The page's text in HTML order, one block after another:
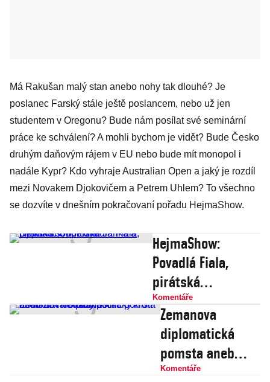
Má Rakušan malý stan anebo nohy tak dlouhé? Je
poslanec Farský stále ještě poslancem, nebo už jen
studentem v Oregonu? Bude nám posílat své seminární
práce ke schválení? A mohli bychom je vidět? Bude Česko
druhým daňovým rájem v EU nebo bude mít monopol i
nadále Kypr? Kdo vyhraje Australian Open a jaký je rozdíl
mezi Novakem Djokovičem a Petrem Uhlem? To všechno
se dozvíte v dnešním pokračovaní pořadu HejmaShow.
HejmaShow:
Povadlá Fiala,
pirátská
soudružka Janka a
Djokovič Superstar
Komentáře
Zemanova
diplomatická
pomsta aneb
Začarovaný
Komentáře